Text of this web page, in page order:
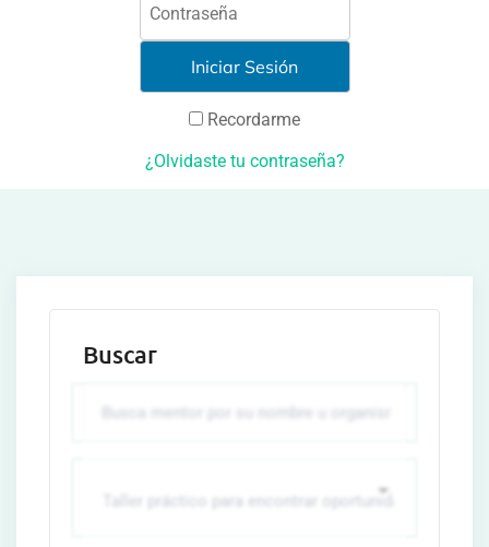
Recordarme
¿Olvidaste tu contraseña?
Buscar